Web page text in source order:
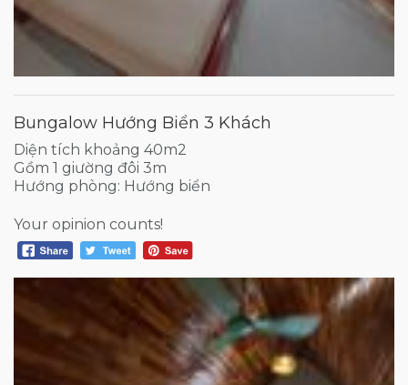
Bungalow Hướng Biển 3 Khách
Diện tích khoảng 40m2
Gồm 1 giường đôi 3m
Hướng phòng: Hướng biển
Your opinion counts!